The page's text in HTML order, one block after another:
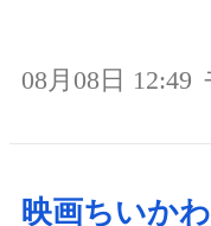
08月08日 12:49
映画ちいか